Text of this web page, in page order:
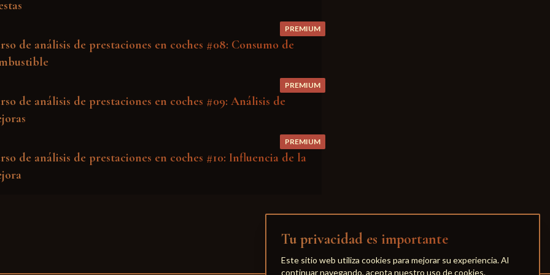
PREMIUM
de análisis de prestaciones en coches #08: Consumo de
PREMIUM
de análisis de prestaciones en coches #09: Análisis de
PREMIUM
de análisis de prestaciones en coches #10: Influencia de la
Tu privacidad es importante
Este sitio web utiliza cookies para mejorar su experiencia. Al
continuar navegando, acepta nuestro uso de cookies.